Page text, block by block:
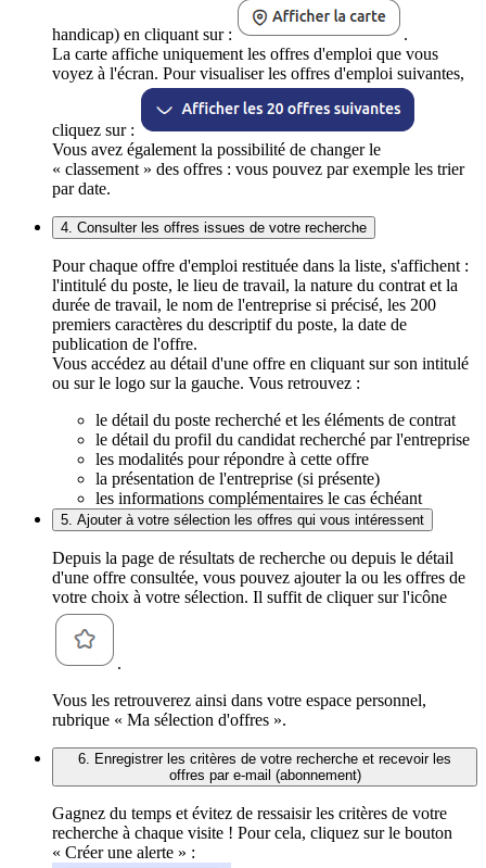
handicap) en cliquant sur :
.
La carte affiche uniquement les offres d'emploi que vous
voyez à l'écran. Pour visualiser les offres d'emploi suivantes,
cliquez sur :
Vous avez également la possibilité de changer le
« classement » des offres : vous pouvez par exemple les trier
par date.
4. Consulter les offres issues de votre recherche
Pour chaque offre d'emploi restituée dans la liste, s'affichent :
l'intitulé du poste, le lieu de travail, la nature du contrat et la
durée de travail, le nom de l'entreprise si précisé, les 200
premiers caractères du descriptif du poste, la date de
publication de l'offre.
Vous accédez au détail d'une offre en cliquant sur son intitulé
ou sur le logo sur la gauche. Vous retrouvez :
le détail du poste recherché et les éléments de contrat
le détail du profil du candidat recherché par l'entreprise
les modalités pour répondre à cette offre
la présentation de l'entreprise (si présente)
les informations complémentaires le cas échéant
5. Ajouter à votre sélection les offres qui vous intéressent
Depuis la page de résultats de recherche ou depuis le détail
d'une offre consultée, vous pouvez ajouter la ou les offres de
votre choix à votre sélection. Il suffit de cliquer sur l'icône
.
Vous les retrouverez ainsi dans votre espace personnel,
rubrique « Ma sélection d'offres ».
6. Enregistrer les critères de votre recherche et recevoir les
offres par e-mail (abonnement)
Gagnez du temps et évitez de ressaisir les critères de votre
recherche à chaque visite ! Pour cela, cliquez sur le bouton
« Créer une alerte » :